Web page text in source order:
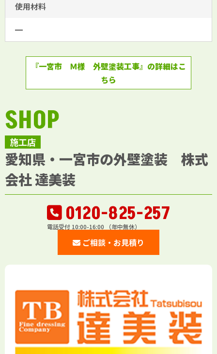
使用材料
━
『一宮市 Ｍ様 外壁塗装工事』の詳細はこ
ちら
施工店
SHOP
愛知県・一宮市の外壁塗装 株式
会社 達美装
0120-825-257
電話受付 10:00-16:00 （年中無休）
ご相談・お見積り